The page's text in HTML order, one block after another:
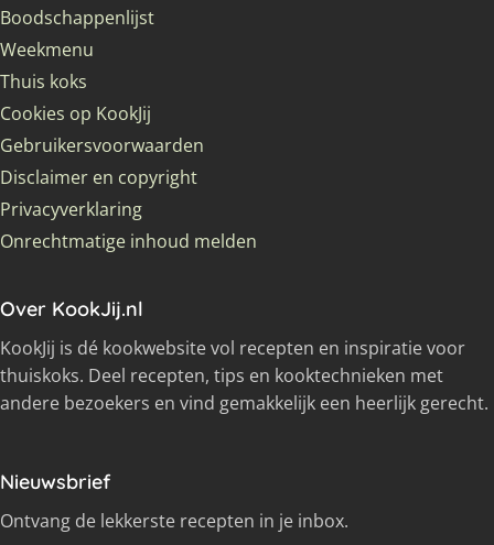
Boodschappenlijst
Weekmenu
Thuis koks
Cookies op KookJij
Gebruikersvoorwaarden
Disclaimer en copyright
Privacyverklaring
Onrechtmatige inhoud melden
Over KookJij.nl
KookJij is dé kookwebsite vol recepten en inspiratie voor
thuiskoks. Deel recepten, tips en kooktechnieken met
andere bezoekers en vind gemakkelijk een heerlijk gerecht.
Nieuwsbrief
Ontvang de lekkerste recepten in je inbox.